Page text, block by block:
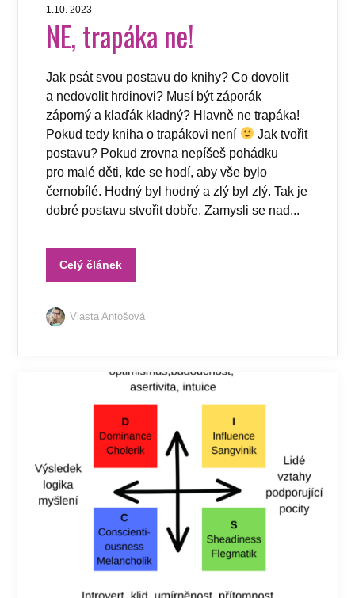
1.10. 2023
NE, trapáka ne!
Jak psát svou postavu do knihy? Co dovolit
a nedovolit hrdinovi? Musí být záporák
záporný a klaďák kladný? Hlavně ne trapáka!
Pokud tedy kniha o trapákovi není
Jak tvořit
postavu? Pokud zrovna nepíšeš pohádku
pro malé děti, kde se hodí, aby vše bylo
černobílé. Hodný byl hodný a zlý byl zlý. Tak je
dobré postavu stvořit dobře. Zamysli se nad...
Celý článek
Vlasta Antošová